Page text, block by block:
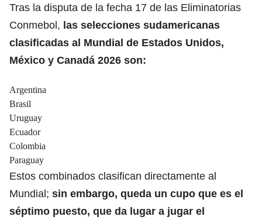
Tras la disputa de la fecha 17 de las Eliminatorias
Conmebol, las selecciones sudamericanas
clasificadas al Mundial de Estados Unidos,
México y Canadá 2026 son:
Argentina
Brasil
Uruguay
Ecuador
Colombia
Paraguay
Estos combinados clasifican directamente al
Mundial; sin embargo, queda un cupo que es el
séptimo puesto, que da lugar a jugar el